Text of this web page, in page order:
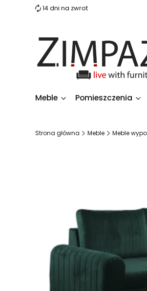
14 dni na zwrot
Meble Pomieszczenia
Strona główna Meble Meble